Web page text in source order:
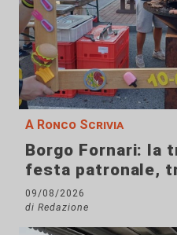
A Ronco Scrivia
Borgo Fornari: la
festa patronale,
09/08/2026
di Redazione